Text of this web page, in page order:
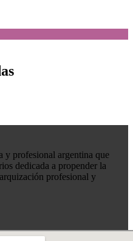
profesional argentina que
dedicada a propender la
profesional y